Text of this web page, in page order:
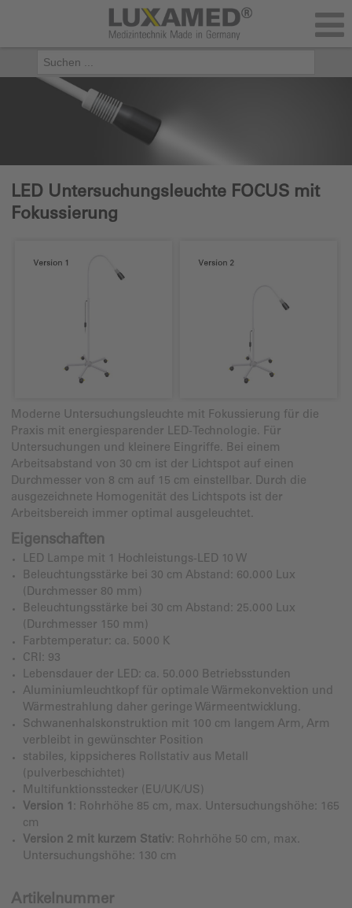
LED Untersuchungsleuchte FOCUS mit
Fokussierung
Moderne Untersuchungsleuchte mit Fokussierung für die
Praxis mit energiesparender LED-Technologie. Für
Untersuchungen und kleinere Eingriffe. Bei einem
Arbeitsabstand von 30 cm ist der Lichtspot auf einen
Durchmesser von 8 cm auf 15 cm einstellbar. Durch die
ausgezeichnete Homogenität des Lichtspots ist der
Arbeitsbereich immer optimal ausgeleuchtet.
Eigenschaften
LED Lampe mit 1 Hochleistungs-LED 10 W
Beleuchtungsstärke bei 30 cm Abstand: 60.000 Lux
(Durchmesser 80 mm)
Beleuchtungsstärke bei 30 cm Abstand: 25.000 Lux
(Durchmesser 150 mm)
Farbtemperatur: ca. 5000 K
CRI: 93
Lebensdauer der LED: ca. 50.000 Betriebsstunden
Aluminiumleuchtkopf für optimale Wärmekonvektion und
Wärmestrahlung daher geringe Wärmeentwicklung.
Schwanenhalskonstruktion mit 100 cm langem Arm, Arm
verbleibt in gewünschter Position
stabiles, kippsicheres Rollstativ aus Metall
(pulverbeschichtet)
Multifunktionsstecker (EU/UK/US)
Version 1 : Rohrhöhe 85 cm, max. Untersuchungshöhe: 165
cm
Version 2 mit kurzem Stativ: Rohrhöhe 50 cm, max.
Untersuchungshöhe: 130 cm
Artikelnummer